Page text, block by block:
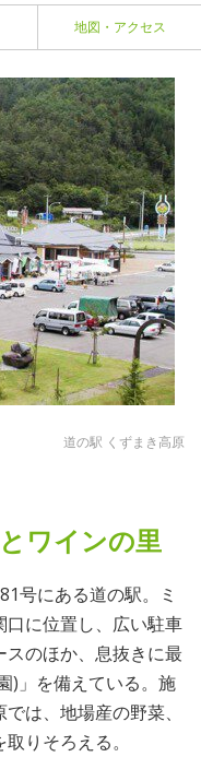
地図・アクセス
道の駅 くずまき高原
ワインの里
号にある道の駅。ミ
に位置し、広い駐車
のほか、息抜きに最
)」を備えている。施
は、地場産の野菜、
りそろえる。